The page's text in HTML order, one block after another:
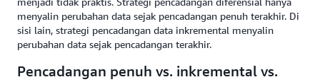
menyalin perubahan data sejak pencadangan penuh terakhir. Di
sisi lain, strategi pencadangan data inkremental menyalin
perubahan data sejak pencadangan terakhir.
Pencadangan penuh vs. inkremental vs.